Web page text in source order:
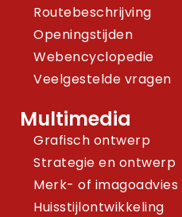
Routebeschrijving
Openingstijden
Webencyclopedie
Veelgestelde vragen
Multimedia
Grafisch ontwerp
Strategie en ontwerp
Merk- of imagoadvies
Huisstijlontwikkeling